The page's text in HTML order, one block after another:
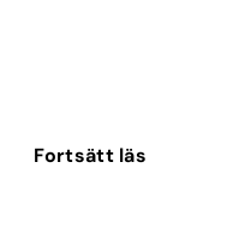
Fortsätt läs